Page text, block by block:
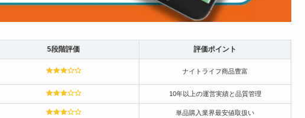
5段階評価 評価ポイント
ナイトライフ商品豊富
10年以上の運営実績と品質管理
単品購入業界最安値取扱い